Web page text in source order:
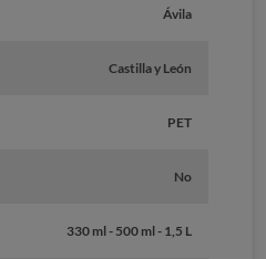
Ávila
Castilla y León
PET
No
330 ml - 500 ml - 1,5 L